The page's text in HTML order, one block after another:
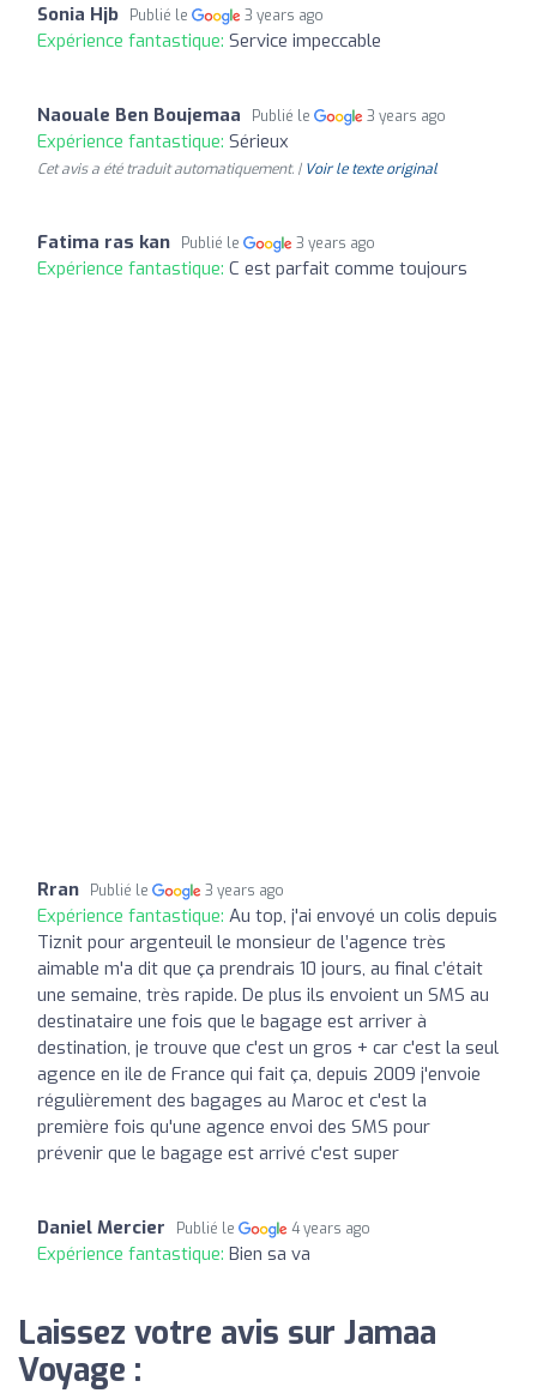
Sonia Hjb Publié le 3 years ago
Expérience fantastique: Service impeccable
Naouale Ben Boujemaa Publié le 3 years ago
Expérience fantastique: Sérieux
Cet avis a été traduit automatiquement. | Voir le texte original
Fatima ras kan Publié le 3 years ago
Expérience fantastique: C est parfait comme toujours
Rran Publié le 3 years ago
Expérience fantastique: Au top, j'ai envoyé un colis depuis
Tiznit pour argenteuil le monsieur de l’agence très
aimable m'a dit que ça prendrais 10 jours, au final c’était
une semaine, très rapide. De plus ils envoient un SMS au
destinataire une fois que le bagage est arriver à
destination, je trouve que c'est un gros + car c'est la seul
agence en ile de France qui fait ça, depuis 2009 j'envoie
régulièrement des bagages au Maroc et c'est la
première fois qu'une agence envoi des SMS pour
prévenir que le bagage est arrivé c'est super
Daniel Mercier Publié le 4 years ago
Expérience fantastique: Bien sa va
Laissez votre avis sur Jamaa
Voyage :